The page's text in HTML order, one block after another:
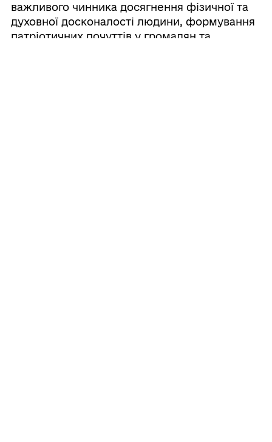
важливого чинника досягнення фізичної та
духовної досконалості людини, формування
патріотичних почуттів у громадян та